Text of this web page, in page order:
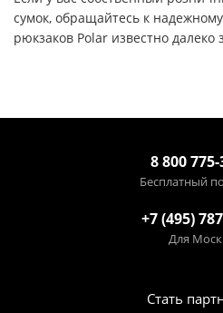
сумок, обращайтесь к
рюкзаков Polar известно далеко
8 800
Бесплатный
+7 (495)
Для
Стать